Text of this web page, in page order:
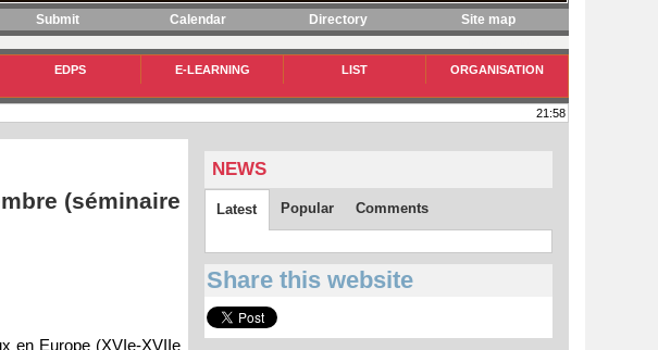
Submit Calendar Directory Site map
EDPS E-LEARNING LIST ORGANISATION
21:58
(séminaire
en Europe (XVIe-XVIIe
NEWS
Latest Popular Comments
Share this website